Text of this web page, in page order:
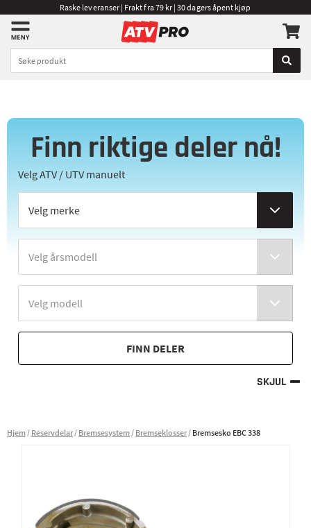
Raske leveranser | Frakt fra 79 kr | 30 dagers åpent kjøp
Finn riktige deler nå!
Velg ATV / UTV manuelt
FINN DELER
SKJUL
Hjem Reservdelar Bremsesystem Bremseklosser Bremsesko EBC 338